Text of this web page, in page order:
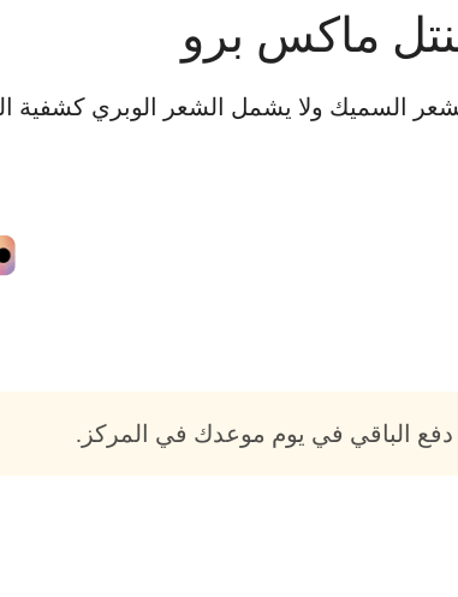
البشرة وللشعر السميك ولا يشمل الشعر الوبري كشفية
دفع الباقي في يوم موعدك في المركز.